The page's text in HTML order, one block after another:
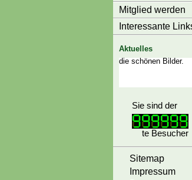
Mitglied werden
Interessante
Aktuelles
Sie sind der
te Besucher
Sitemap
Impressum